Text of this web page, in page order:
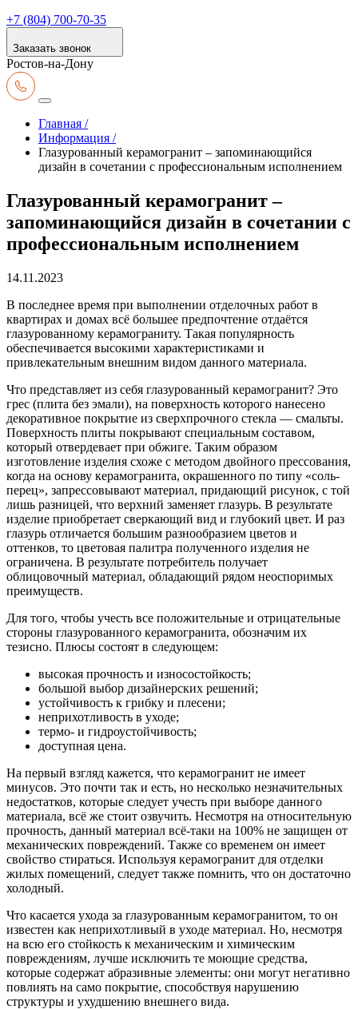
+7 (804) 700-70-35
Заказать звонок
Ростов-на-Дону
Главная /
Информация /
Глазурованный керамогранит – запоминающийся
дизайн в сочетании с профессиональным исполнением
Глазурованный керамогранит –
запоминающийся дизайн в сочетании с
профессиональным исполнением
14.11.2023
В последнее время при выполнении отделочных работ в
квартирах и домах всё большее предпочтение отдаётся
глазурованному керамограниту. Такая популярность
обеспечивается высокими характеристиками и
привлекательным внешним видом данного материала.
Что представляет из себя глазурованный керамогранит? Это
грес (плита без эмали), на поверхность которого нанесено
декоративное покрытие из сверхпрочного стекла — смальты.
Поверхность плиты покрывают специальным составом,
который отвердевает при обжиге. Таким образом
изготовление изделия схоже с методом двойного прессования,
когда на основу керамогранита, окрашенного по типу «соль-
перец», запрессовывают материал, придающий рисунок, с той
лишь разницей, что верхний заменяет глазурь. В результате
изделие приобретает сверкающий вид и глубокий цвет. И раз
глазурь отличается большим разнообразием цветов и
оттенков, то цветовая палитра полученного изделия не
ограничена. В результате потребитель получает
облицовочный материал, обладающий рядом неоспоримых
преимуществ.
Для того, чтобы учесть все положительные и отрицательные
стороны глазурованного керамогранита, обозначим их
тезисно. Плюсы состоят в следующем:
высокая прочность и износостойкость;
большой выбор дизайнерских решений;
устойчивость к грибку и плесени;
неприхотливость в уходе;
термо- и гидроустойчивость;
доступная цена.
На первый взгляд кажется, что керамогранит не имеет
минусов. Это почти так и есть, но несколько незначительных
недостатков, которые следует учесть при выборе данного
материала, всё же стоит озвучить. Несмотря на относительную
прочность, данный материал всё-таки на 100% не защищен от
механических повреждений. Также со временем он имеет
свойство стираться. Используя керамогранит для отделки
жилых помещений, следует также помнить, что он достаточно
холодный.
Что касается ухода за глазурованным керамогранитом, то он
известен как неприхотливый в уходе материал. Но, несмотря
на всю его стойкость к механическим и химическим
повреждениям, лучше исключить те моющие средства,
которые содержат абразивные элементы: они могут негативно
повлиять на само покрытие, способствуя нарушению
структуры и ухудшению внешнего вида.